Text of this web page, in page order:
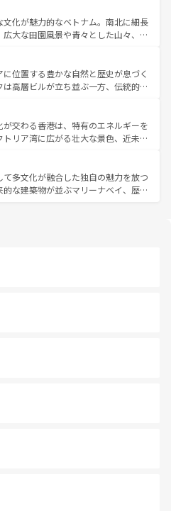
イーツなど、バラエティ豊かな料理
。 なお、新着の台湾情報は コンテンツ一覧を参
ば四季折々の自然美を楽しむことが
ムチや焼肉、絶品のストリートフード
国料理が待っている。夜には、韓国な
、韓国の多彩な魅力を心ゆくまで味
わってみてほしい。 なお、新着の韓国情報はコンテンツ一
。
文化が魅力的なベトナム。南北に細長
広大な田園風景や青々とした山々、世
が息づく。ハノイの古い町並みやホ
統治時代の建物も、独特の雰囲気を
、バラエティの豊かさとおいしさで
ミー、ベトナムコーヒーなどは、ぜ
。どの地域を訪れてもあたたかい人々
るので、きっと忘れられない旅にな
位置する豊かな自然と歴史が息づく
高層ビルが立ち並ぶ一方、伝統的な
。北部ではチェンマイなどの山岳地
、南部ではプーケットやクラビの美し
分を楽しむことができる。タイ料理
温暖で、どの季節にも異なる楽しみ
みやすいタイの人々、仏教を中心とし
観光資源が、訪れる旅人を魅了し続
が交わる香港は、特有のエネルギーを
リア湾に広がる壮大な景色、近未来
動するはず。観光スポットが密集し
どころを回れるのも魅力。息をのむよ
体験まで、香港を存分に楽しみ尽く
て多文化が融合した独自の魅力を放つ
な建築物が並ぶマリーナベイ、歴史
の風情を楽しめる外せないスポット